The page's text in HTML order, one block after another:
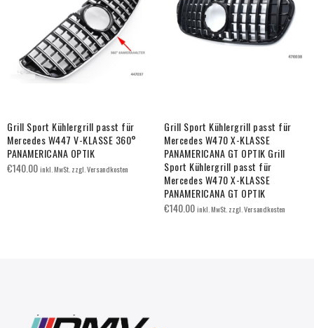
Grill Sport Kühlergrill passt für
Mercedes W447 V-KLASSE 360°
PANAMERICANA OPTIK
€140.00inkl. MwSt. zzgl. Versandkosten
Grill Sport Kühlergrill passt für
Mercedes W470 X-KLASSE
PANAMERICANA GT OPTIK Grill
Sport Kühlergrill passt für
Mercedes W470 X-KLASSE
PANAMERICANA GT OPTIK
€140.00inkl. MwSt. zzgl. Versandkosten